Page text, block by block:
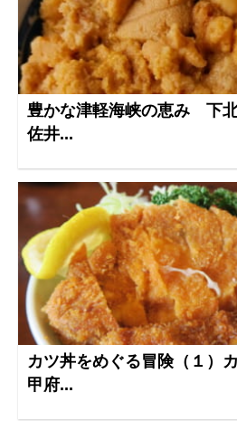
豊かな津軽海峡の恵み 下
佐井...
カツ丼をめぐる冒険（１）
甲府...